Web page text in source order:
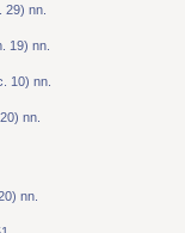
29) nn.
19) nn.
10) nn.
nn.
nn.